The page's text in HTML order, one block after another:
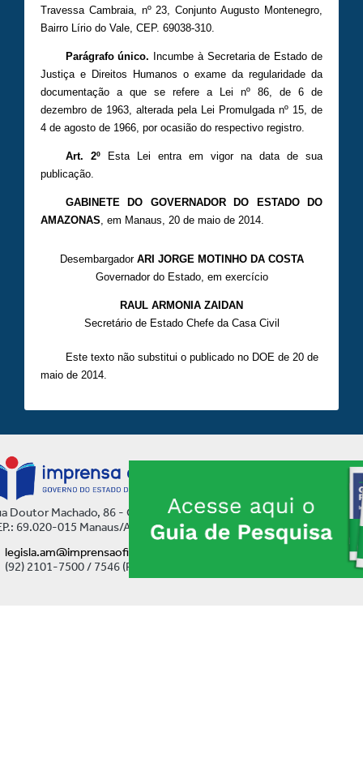
Travessa Cambraia, nº 23, Conjunto Augusto Montenegro,
Bairro Lírio do Vale, CEP. 69038-310.
Parágrafo único. Incumbe à Secretaria de Estado de
Justiça e Direitos Humanos o exame da regularidade da
documentação a que se refere a Lei nº 86, de 6 de
dezembro de 1963, alterada pela Lei Promulgada nº 15, de
4 de agosto de 1966, por ocasião do respectivo registro.
Art. 2ºEsta Lei entra em vigor na data de sua
publicação.
GABINETE DO GOVERNADOR DO ESTADO DO
AMAZONAS , em Manaus, 20 de maio de 2014.
Desembargador ARI JORGE MOTINHO DA COSTA
Governador do Estado, em exercício
RAUL ARMONIA ZAIDAN
Secretário de Estado Chefe da Casa Civil
Este texto não substitui o publicado no DOE de 20 de
maio de 2014.
Doutor Machado, 86 - Centro
69.020-015 Manaus/AM
legisla.am@imprensaoficial.am.gov.br
(92) 2101-7500 / 7546 (Ramal)